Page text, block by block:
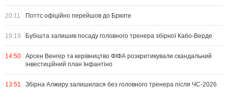
20:11 Поттс офіційно перейшов до Брюгге
19:19 Бубішта залишив посаду головного тренера збірної Кабо-Верде
14:50
Арсен Венгер та керівництво ФІФА розкритикували скандальний
інвестиційний план Інфантіно
13:51 Збірна Алжиру залишилася без головного тренера після ЧС-2026